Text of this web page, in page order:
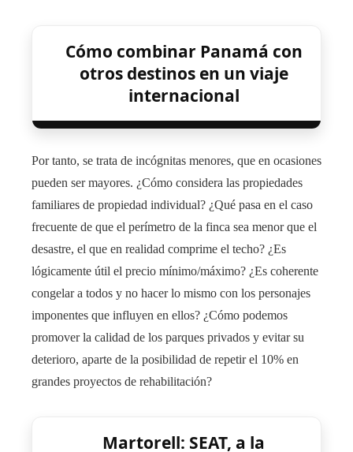
Cómo combinar Panamá con
otros destinos en un viaje
internacional
Por tanto, se trata de incógnitas menores, que en ocasiones
pueden ser mayores. ¿Cómo considera las propiedades
familiares de propiedad individual? ¿Qué pasa en el caso
frecuente de que el perímetro de la finca sea menor que el
desastre, el que en realidad comprime el techo? ¿Es
lógicamente útil el precio mínimo/máximo? ¿Es coherente
congelar a todos y no hacer lo mismo con los personajes
imponentes que influyen en ellos? ¿Cómo podemos
promover la calidad de los parques privados y evitar su
deterioro, aparte de la posibilidad de repetir el 10% en
grandes proyectos de rehabilitación?
Martorell: SEAT, a la